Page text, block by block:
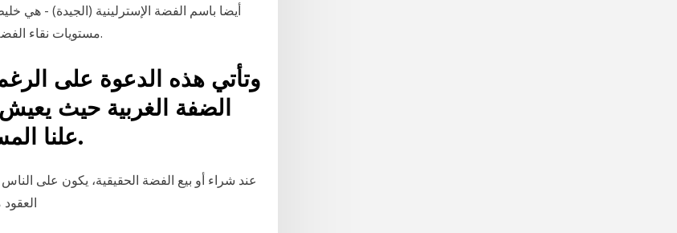
أيضا باسم الفضة الإسترلينية (الجيدة) - هي
مستويات نقاء الفضة المتعارف عليها في إسرائيل هي: نقاء 99.9% - 999 ألفّة.
وتأتي هذه الدعوة على
علنا المساعدة من إسرائيل لشراء اللقاح.
عند شراء أو بيع الفضة الحقيقية، يكون على